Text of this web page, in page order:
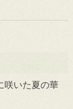
咲いた夏の華